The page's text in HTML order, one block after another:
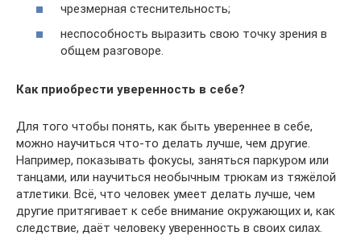
чрезмерная стеснительность;
неспособность выразить свою точку зрения в
общем разговоре.
Как приобрести уверенность в себе?
Для того чтобы понять, как быть увереннее в себе,
можно научиться что-то делать лучше, чем другие.
Например, показывать фокусы, заняться паркуром или
танцами, или научиться необычным трюкам из тяжёлой
атлетики. Всё, что человек умеет делать лучше, чем
другие притягивает к себе внимание окружающих и, как
следствие, даёт человеку уверенность в своих силах.